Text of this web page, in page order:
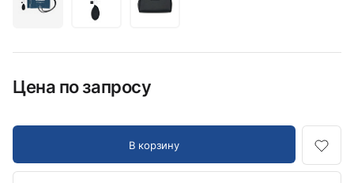
Цена по запросу
В корзину